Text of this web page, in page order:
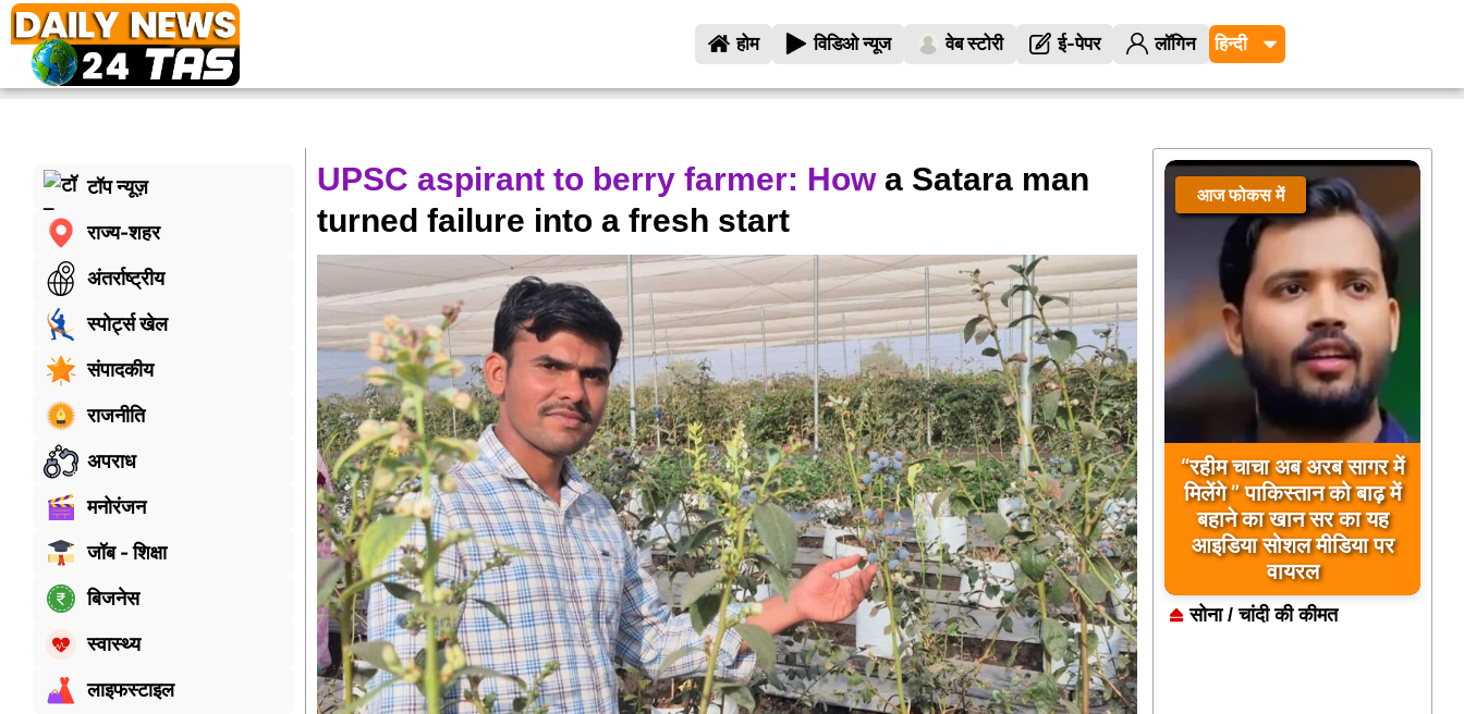
होम विडिओ न्यूज वेब स्टोरी ई-पेपर लॉगिन
टॉप न्यूज़
राज्य-शहर
अंतर्राष्ट्रीय
स्पोर्ट्स खेल
संपादकीय
राजनीति
अपराध
मनोरंजन
जॉब - शिक्षा
बिजनेस
स्वास्थ्य
लाइफस्टाइल
UPSC aspirant to berry farmer: Howa Satara man
turned failure into a fresh start
आज फोकस में
बिलावल भुट्टो द्वारा सिंधु नदी
और भारत को लेकर दिए गए
बयान पर भारत के केंद्रीय
मंत्रियों की कड़ी प्रतिक्रिया
सोना / चांदी की कीमत